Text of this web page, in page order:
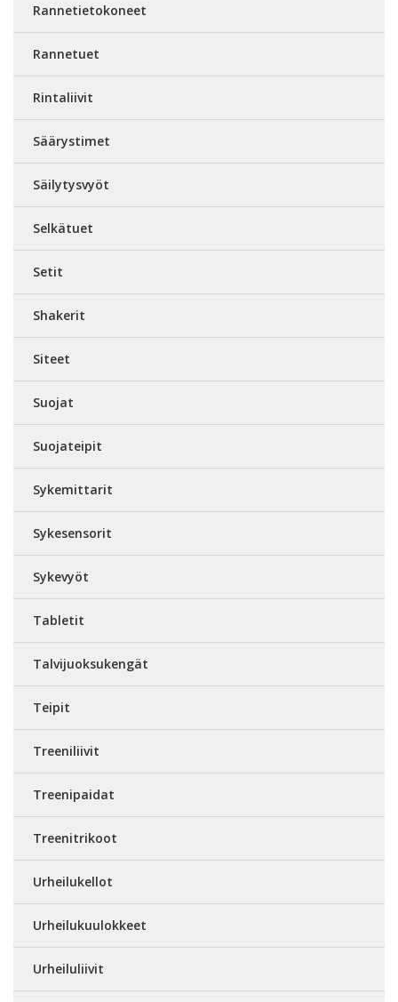
Rannetietokoneet
Rannetuet
Rintaliivit
Säärystimet
Säilytysvyöt
Selkätuet
Setit
Shakerit
Siteet
Suojat
Suojateipit
Sykemittarit
Sykesensorit
Sykevyöt
Tabletit
Talvijuoksukengät
Teipit
Treeniliivit
Treenipaidat
Treenitrikoot
Urheilukellot
Urheilukuulokkeet
Urheiluliivit